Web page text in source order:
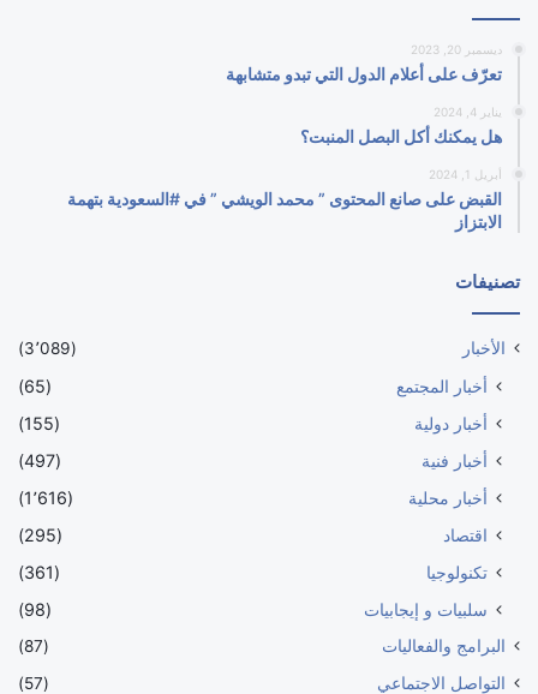
ديسمبر 20, 2023
تعرّف على أعلام الدول التي تبدو متشابهة
يناير 4, 2024
هل يمكنك أكل البصل المنبت؟
أبريل 1, 2024
القبض على صانع المحتوى ” محمد الويشي ” في #السعودية بتهمة
الابتزاز
تصنيفات
الأخبار (3٬089)
أخبار المجتمع
(65)
أخبار دولية
(155)
أخبار فنية
(497)
أخبار محلية
(1٬616)
اقتصاد
(295)
تكنولوجيا
(361)
سلبيات و إيجابيات
(98)
البرامج والفعاليات
(87)
التواصل الاجتماعي
(57)